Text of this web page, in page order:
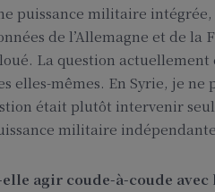
puissance militaire
de l’Allemagne et de la
La question
elles-mêmes. En Syrie, je ne
était plutôt intervenir
militaire
elle agir coude-à-coude